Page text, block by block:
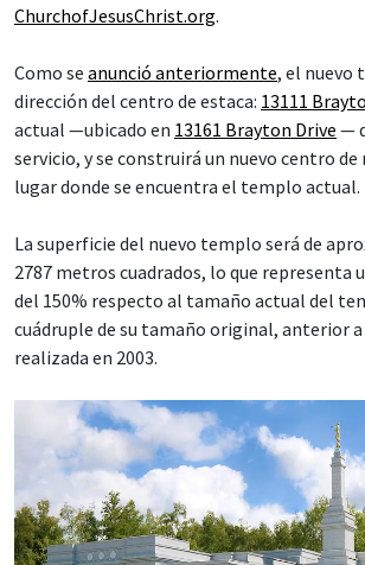
ChurchofJesusChrist.org.
Como se anunció anteriormente, el nuevo
dirección del centro de estaca: 13111
actual —ubicado en 13161 Brayton Drive —
servicio, y se construirá un nuevo centro de
lugar donde se encuentra el templo actual.
La superficie del nuevo templo será de
2787 metros cuadrados, lo que representa
del 150% respecto al tamaño actual del
cuádruple de su tamaño original, anterior
realizada en 2003.